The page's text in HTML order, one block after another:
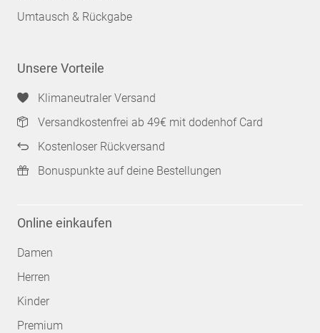
Umtausch & Rückgabe
Unsere Vorteile
Klimaneutraler Versand
Versandkostenfrei ab 49€ mit dodenhof Card
Kostenloser Rückversand
Bonuspunkte auf deine Bestellungen
Online einkaufen
Damen
Herren
Kinder
Premium